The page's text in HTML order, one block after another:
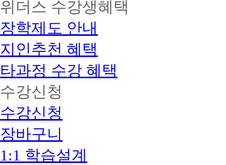
위더스 수강생혜택
장학제도 안내
지인추천 혜택
타과정 수강 혜택
수강신청
수강신청
장바구니
1:1 학습설계